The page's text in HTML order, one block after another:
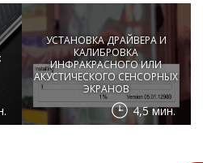
УСТАНОВКА ДРАЙВЕРА И
КАЛИБРОВКА
ИНФРАКРАСНОГО ИЛИ
АКУСТИЧЕСКОГО СЕНСОРНЫХ
ЭКРАНОВ
4,5 мин.